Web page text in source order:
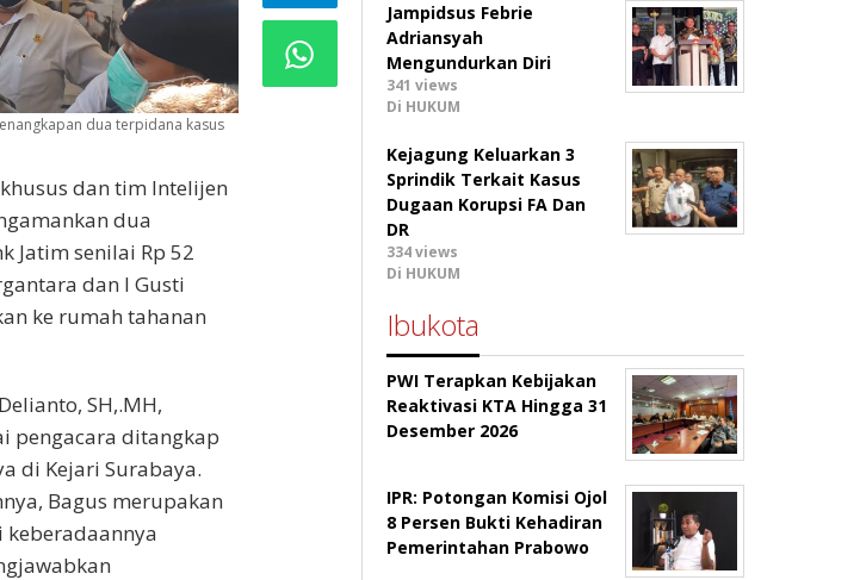
dua terpidana kasus
dan tim Intelijen
dua
Jatim senilai Rp 52
dan I Gusti
ke rumah tahanan
SH,.MH,
pengacara ditangkap
di Kejari Surabaya.
Bagus merupakan
Jampidsus Febrie
Adriansyah
Mengundurkan Diri
341 views
Di HUKUM
Kejagung Keluarkan 3
Sprindik Terkait Kasus
Dugaan Korupsi FA Dan
DR
334 views
Di HUKUM
Ibukota
PWI Terapkan Kebijakan
Reaktivasi KTA Hingga 31
Desember 2026
IPR: Potongan Komisi Ojol
8 Persen Bukti Kehadiran
Pemerintahan Prabowo